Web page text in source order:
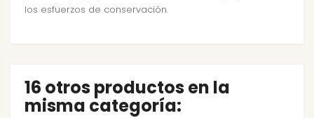
los esfuerzos de conservación.
16 otros productos en la
misma categoría: